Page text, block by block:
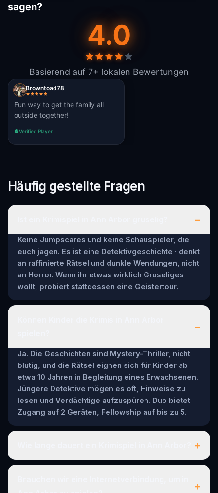
sagen?
4.0
Basierend auf 7+ lokalen Bewertungen
Browntoad78
Fun way to get the family all
outside together!
Verified Player
Häufig gestellte Fragen
–
Keine Jumpscares und keine Schauspieler, die
euch jagen. Es ist eine Detektivgeschichte · denkt
an raffinierte Rätsel und dunkle Wendungen, nicht
an Horror. Wenn ihr etwas wirklich Gruseliges
wollt, probiert stattdessen eine Geistertour.
–
Ja. Die Geschichten sind Mystery-Thriller, nicht
blutig, und die Rätsel eignen sich für Kinder ab
etwa 10 Jahren in Begleitung eines Erwachsenen.
Jüngere Detektive mögen es oft, Hinweise zu
lesen und Verdächtige aufzuspüren. Duo bietet
Zugang auf 2 Geräten, Fellowship auf bis zu 5.
+
+